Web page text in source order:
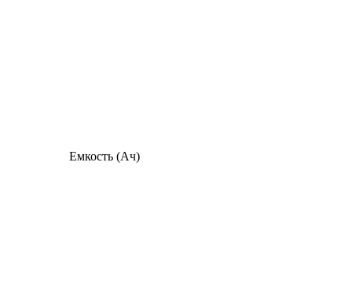
Емкость (Ач)